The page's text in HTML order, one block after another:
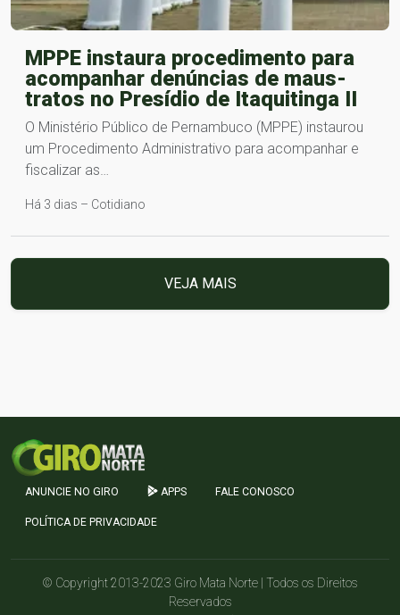
MPPE instaura procedimento para
acompanhar denúncias de maus-
tratos no Presídio de Itaquitinga II
O Ministério Público de Pernambuco (MPPE) instaurou
um Procedimento Administrativo para acompanhar e
fiscalizar as…
Há 3 dias – Cotidiano
VEJA MAIS
ANUNCIE NO GIRO APPS FALE CONOSCO
POLÍTICA DE PRIVACIDADE
© Copyright 2013-2023 Giro Mata Norte | Todos os Direitos
Reservados